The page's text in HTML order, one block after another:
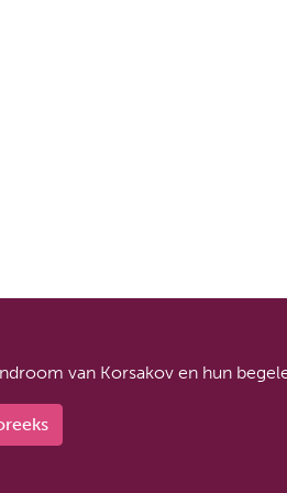
van Korsakov en hun